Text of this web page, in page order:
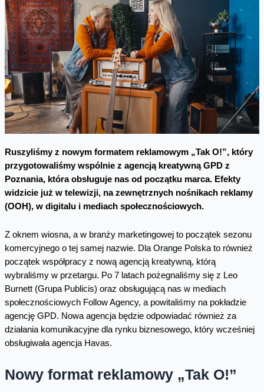
Ruszyliśmy z nowym formatem reklamowym „Tak O!”, który
przygotowaliśmy wspólnie z agencją kreatywną GPD z
Poznania, która obsługuje nas od początku marca. Efekty
widzicie już w telewizji, na zewnętrznych nośnikach reklamy
(OOH), w digitalu i mediach społecznościowych.
Z oknem wiosna, a w branży marketingowej to początek sezonu
komercyjnego o tej samej nazwie. Dla Orange Polska to również
początek współpracy z nową agencją kreatywną, którą
wybraliśmy w przetargu. Po 7 latach pożegnaliśmy się z Leo
Burnett (Grupa Publicis) oraz obsługującą nas w mediach
społecznościowych Follow Agency, a powitaliśmy na pokładzie
agencję GPD. Nowa agencja będzie odpowiadać również za
działania komunikacyjne dla rynku biznesowego, który wcześniej
obsługiwała agencja Havas.
Nowy format reklamowy „Tak O!”